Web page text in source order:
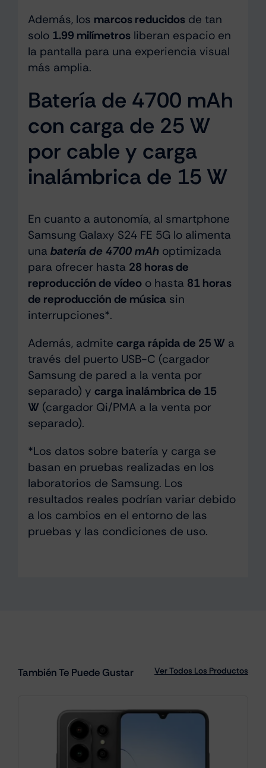
Además, los marcos reducidosde tan
solo 1.99 milímetrosliberan espacio en
la pantalla para una experiencia visual
más amplia.
Batería de 4700 mAh
con carga de 25 W
por cable y carga
inalámbrica de 15 W
En cuanto a autonomía, al smartphone
Samsung Galaxy S24 FE 5G lo alimenta
una batería de 4700 mAhoptimizada
para ofrecer hasta 28 horas de
reproducción de vídeoo hasta 81 horas
de reproducción de música sin
interrupciones*.
Además, admite carga rápida de 25 Wa
través del puerto USB-C (cargador
Samsung de pared a la venta por
separado) y carga inalámbrica de 15
W(cargador Qi/PMA a la venta por
separado).
*Los datos sobre batería y carga se
basan en pruebas realizadas en los
laboratorios de Samsung. Los
resultados reales podrían variar debido
a los cambios en el entorno de las
pruebas y las condiciones de uso.
También Te Puede Gustar Ver Todos Los Productos